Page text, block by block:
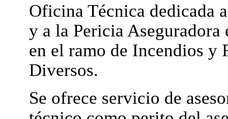
Oficina Técnica dedicada
y a la Pericia Aseguradora
en el ramo de Incendios y
Diversos.
Se ofrece servicio de